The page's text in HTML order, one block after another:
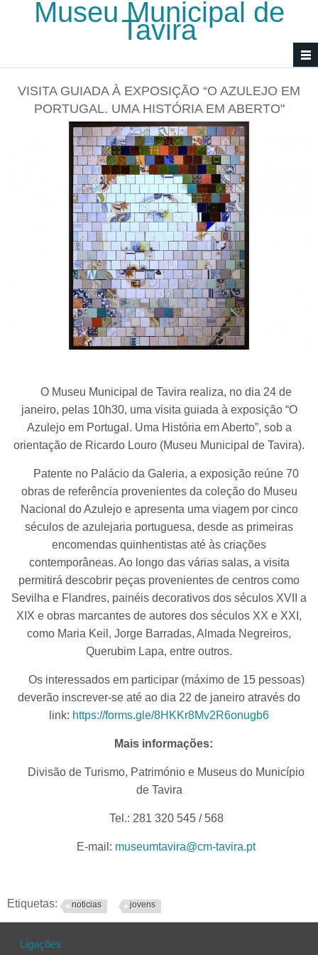
Passar para o conteúdo principal
Museu Municipal de
Tavira
VISITA GUIADA À EXPOSIÇÃO “O AZULEJO EM
PORTUGAL. UMA HISTÓRIA EM ABERTO"
O Museu Municipal de Tavira realiza, no dia 24 de
janeiro, pelas 10h30, uma visita guiada à exposição “O
Azulejo em Portugal. Uma História em Aberto”, sob a
orientação de Ricardo Louro (Museu Municipal de Tavira).
Patente no Palácio da Galeria, a exposição reúne 70
obras de referência provenientes da coleção do Museu
Nacional do Azulejo e apresenta uma viagem por cinco
séculos de azulejaria portuguesa, desde as primeiras
encomendas quinhentistas até às criações
contemporâneas. Ao longo das várias salas, a visita
permitirá descobrir peças provenientes de centros como
Sevilha e Flandres, painéis decorativos dos séculos XVII a
XIX e obras marcantes de autores dos séculos XX e XXI,
como Maria Keil, Jorge Barradas, Almada Negreiros,
Querubim Lapa, entre outros.
Os interessados em participar (máximo de 15 pessoas)
deverão inscrever-se até ao dia 22 de janeiro através do
link: https://forms.gle/8HKKr8Mv2R6onugb6
Mais informações:
Divisão de Turismo, Património e Museus do Município
de Tavira
Tel.: 281 320 545 / 568
E-mail: museumtavira@cm-tavira.pt
Etiquetas: noticias jovens
Ligações